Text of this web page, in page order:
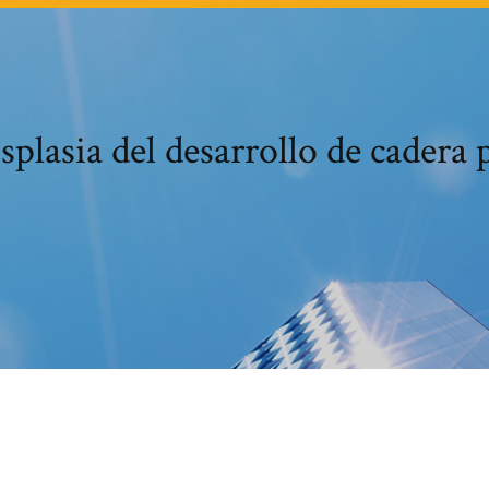
del desarrollo de cadera